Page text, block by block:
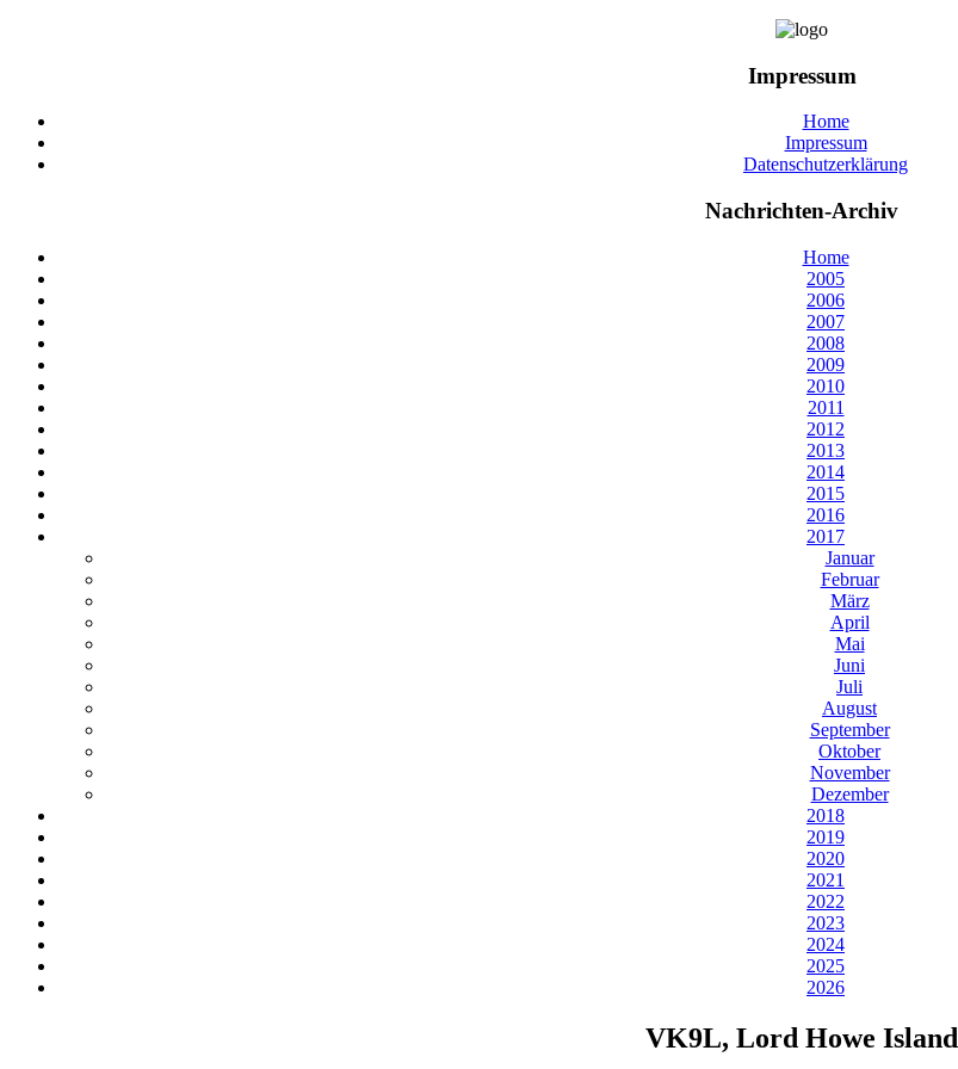
Impressum
Home
Impressum
Datenschutzerklärung
Nachrichten-Archiv
Home
2005
2006
2007
2008
2009
2010
2011
2012
2013
2014
2015
2016
2017
Januar
Februar
März
April
Mai
Juni
Juli
August
September
Oktober
November
Dezember
2018
2019
2020
2021
2022
2023
2024
2025
2026
VK9L, Lord Howe Island